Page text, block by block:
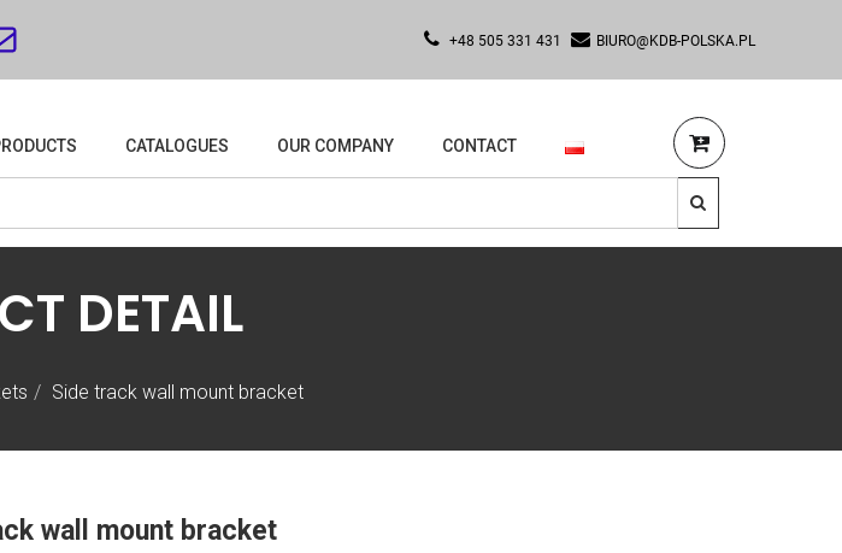
+48 505 331 431 BIURO@KDB-POLSKA.PL
CATALOGUES OUR COMPANY CONTACT
Side track wall mount bracket
DETAIL
wall mount bracket